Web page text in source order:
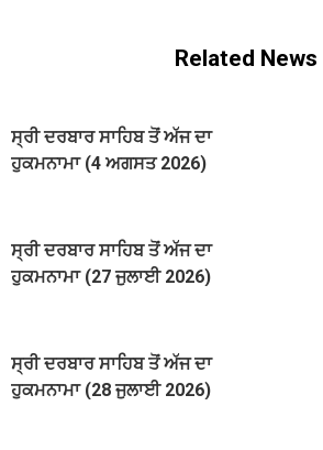
Related News
ਸ੍ਰੀ ਦਰਬਾਰ ਸਾਹਿਬ ਤੋਂ ਅੱਜ ਦਾ
ਹੁਕਮਨਾਮਾ (4 ਅਗਸਤ 2026)
ਸ੍ਰੀ ਦਰਬਾਰ ਸਾਹਿਬ ਤੋਂ ਅੱਜ ਦਾ
ਹੁਕਮਨਾਮਾ (27 ਜੁਲਾਈ 2026)
ਸ੍ਰੀ ਦਰਬਾਰ ਸਾਹਿਬ ਤੋਂ ਅੱਜ ਦਾ
ਹੁਕਮਨਾਮਾ (28 ਜੁਲਾਈ 2026)